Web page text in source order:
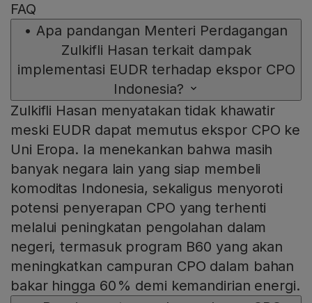
FAQ
• Apa pandangan Menteri Perdagangan
Zulkifli Hasan terkait dampak
implementasi EUDR terhadap ekspor CPO
Indonesia?
Zulkifli Hasan menyatakan tidak khawatir
meski EUDR dapat memutus ekspor CPO ke
Uni Eropa. Ia menekankan bahwa masih
banyak negara lain yang siap membeli
komoditas Indonesia, sekaligus menyoroti
potensi penyerapan CPO yang terhenti
melalui peningkatan pengolahan dalam
negeri, termasuk program B60 yang akan
meningkatkan campuran CPO dalam bahan
bakar hingga 60 % demi kemandirian energi.